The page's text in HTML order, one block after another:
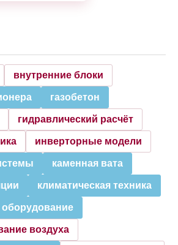
внутренние блоки
газобетон
гидравлический расчёт
инверторные модели
каменная вата
климатическая техника
оборудование
воздуха